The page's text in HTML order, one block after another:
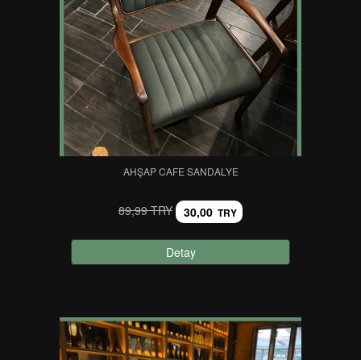
AHŞAP CAFE SANDALYE
89,99 TRY 30,00 TRY
Detay